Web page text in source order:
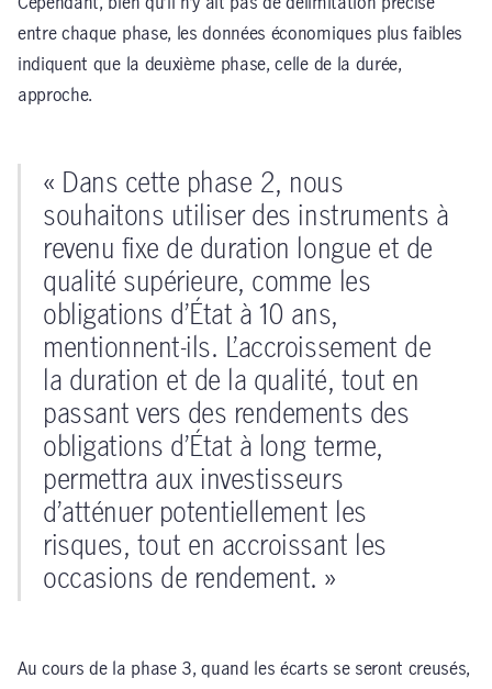
entre chaque phase, les données économiques plus faibles
indiquent que la deuxième phase, celle de la durée,
approche.
« Dans cette phase 2, nous
souhaitons utiliser des instruments à
revenu fixe de duration longue et de
qualité supérieure, comme les
obligations d’État à 10 ans,
mentionnent-ils. L’accroissement de
la duration et de la qualité, tout en
passant vers des rendements des
obligations d’État à long terme,
permettra aux investisseurs
d’atténuer potentiellement les
risques, tout en accroissant les
occasions de rendement. »
Au cours de la phase 3, quand les écarts se seront creusés,